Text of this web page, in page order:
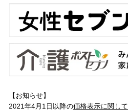
【お知らせ】
2021年4月1日以降の価格表示に関して